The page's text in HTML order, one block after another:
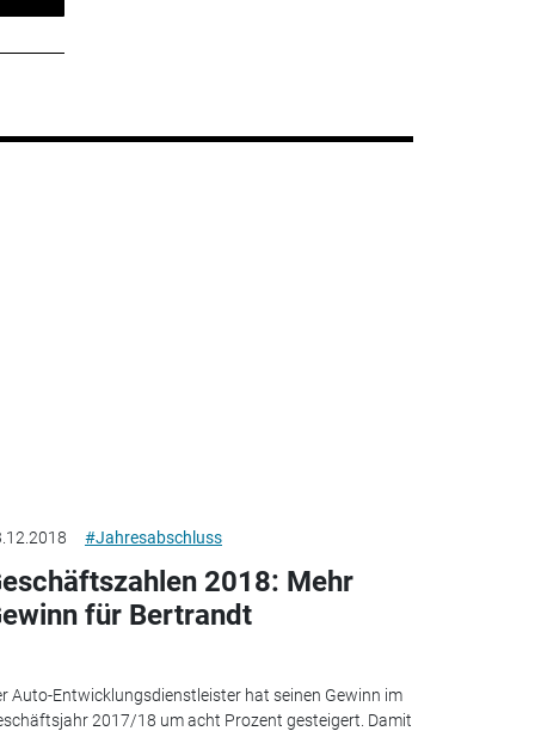
#Jahresabschluss
2018: Mehr
für Bertrandt
Auto-Entwicklungsdienstleister hat seinen Gewinn im
2017/18 um acht Prozent gesteigert. Damit